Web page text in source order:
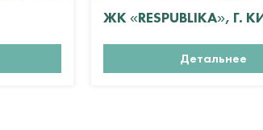
ЖК «RESPUBLIKA», Г.
Детальнее